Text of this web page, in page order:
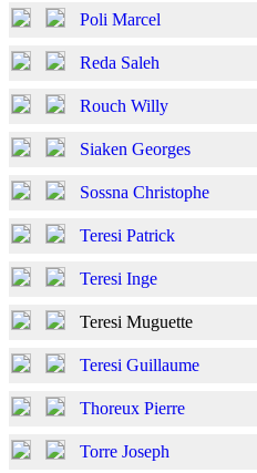
Poli Marcel
Reda Saleh
Rouch Willy
Siaken Georges
Sossna Christophe
Teresi Patrick
Teresi Inge
Teresi Muguette
Teresi Guillaume
Thoreux Pierre
Torre Joseph